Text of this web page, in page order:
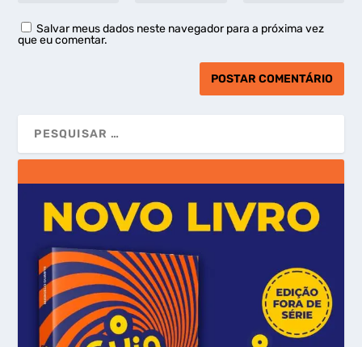
Salvar meus dados neste navegador para a próxima vez
que eu comentar.